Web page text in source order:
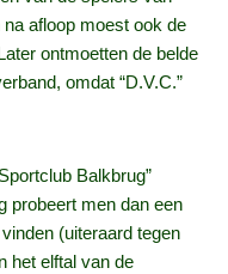
afloop moest ook de
ontmoetten de belde
omdat “D.V.C.”
Balkbrug”
probeert men dan een
(uiteraard tegen
het elftal van de